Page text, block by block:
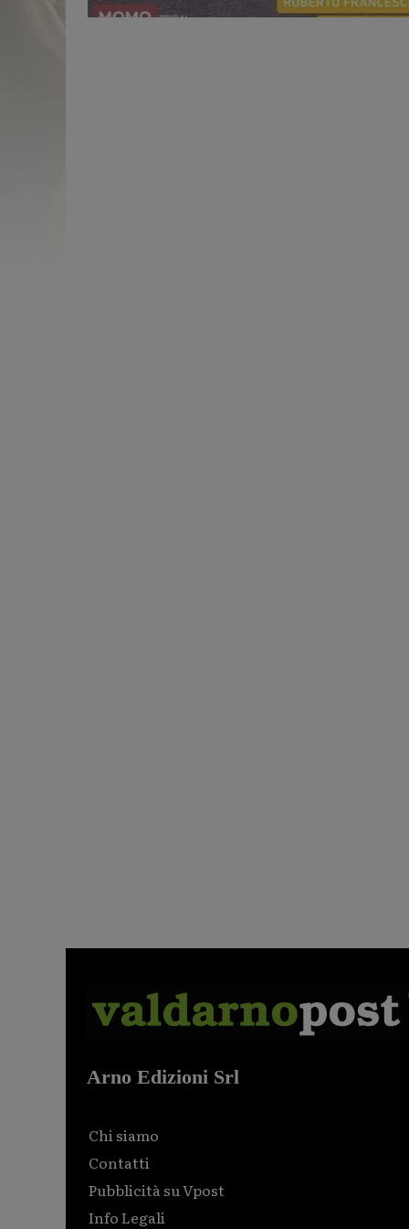
Arno Edizioni Srl
Chi siamo
Contatti
Pubblicità su Vpost
Info Legali